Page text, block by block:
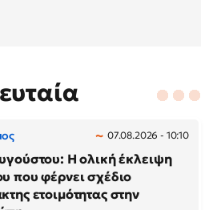
07.08.2026 - 10:10
Η ολική έκλειψη
που φέρνει σχέδιο
ετοιμότητας στην